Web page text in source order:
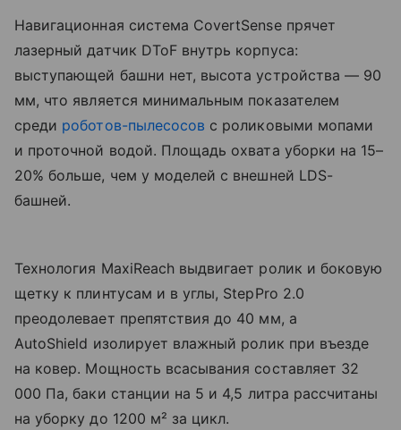
Навигационная система CovertSense прячет
лазерный датчик DToF внутрь корпуса:
выступающей башни нет, высота устройства — 90
мм, что является минимальным показателем
среди роботов-пылесосов с роликовыми мопами
и проточной водой. Площадь охвата уборки на 15–
20% больше, чем у моделей с внешней LDS-
башней.
Технология MaxiReach выдвигает ролик и боковую
щетку к плинтусам и в углы, StepPro 2.0
преодолевает препятствия до 40 мм, а
AutoShield изолирует влажный ролик при въезде
на ковер. Мощность всасывания составляет 32
000 Па, баки станции на 5 и 4,5 литра рассчитаны
на уборку до 1200 м² за цикл.